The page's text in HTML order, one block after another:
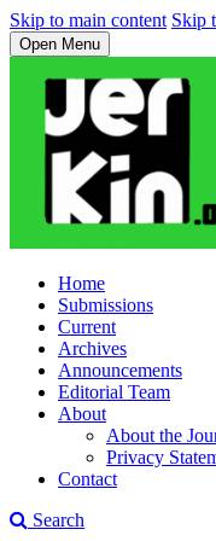
Skip to main content Skip
Open Menu
Home
Submissions
Current
Archives
Announcements
Editorial Team
About
About the
Privacy
Contact
Search